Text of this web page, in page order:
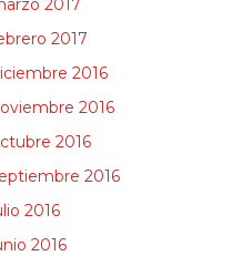
2017
2017
2016
2016
2016
2016
2016
2016